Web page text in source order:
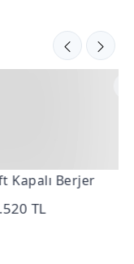
Berjer
TL